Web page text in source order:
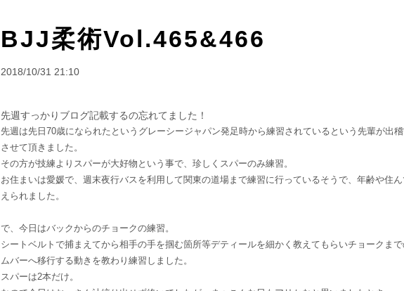
BJJ柔術Vol.465&466
2018/10/31 21:10
先週すっかりブログ記載するの忘れてました！
先週は先日70歳になられたというグレーシージャパン発足時から練習されているという先輩が出
させて頂きました。
その方が技練よりスパーが大好物という事で、珍しくスパーのみ練習。
お住まいは愛媛で、週末夜行バスを利用して関東の道場まで練習に行っているそうで、年齢や住
えられました。
で、今日はバックからのチョークの練習。
シートベルトで捕まえてから相手の手を掴む箇所等デティールを細かく教えてもらいチョークま
ムバーへ移行する動きを教わり練習しました。
スパーは2本だけ。